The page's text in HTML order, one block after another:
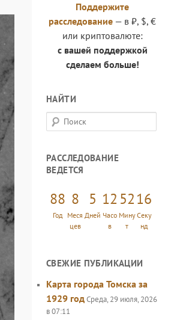
Поддержите
расследование — в ₽, $, €
или криптовалюте:
с вашей поддержкой
сделаем больше!
НАЙТИ
П
о
с
к
РАССЛЕДОВАНИЕ
ВЕДЕТСЯ
88
Год
8
Меся
цев
5
Дней
12
Часо
в
52
Мину
т
17
Секу
нд
СВЕЖИЕ ПУБЛИКАЦИИ
Карта города Томска за
1929 годСреда, 29 июля, 2026
в 07:11